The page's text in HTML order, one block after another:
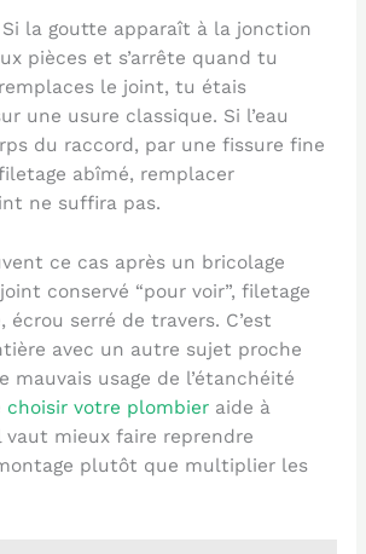
la goutte apparaît à la jonction
pièces et s’arrête quand tu
le joint, tu étais
une usure classique. Si l’eau
du raccord, par une fissure fine
abîmé, remplacer
ne suffira pas.
ce cas après un bricolage
conservé “pour voir”, filetage
écrou serré de travers. C’est
avec un autre sujet proche
mauvais usage de l’étanchéité
choisir votre plombieraide à
vaut mieux faire reprendre
plutôt que multiplier les